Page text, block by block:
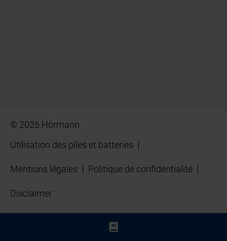
© 2026 Hörmann
Utilisation des piles et batteries
Mentions légales Politique de confidentialité
Disclaimer